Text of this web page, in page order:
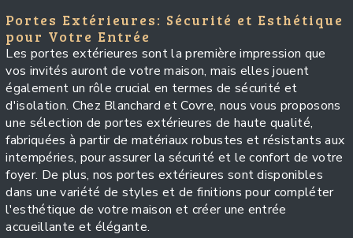
Portes Extérieures: Sécurité et Esthétique
pour Votre Entrée
Les portes extérieures sont la première impression que
vos invités auront de votre maison, mais elles jouent
également un rôle crucial en termes de sécurité et
d'isolation. Chez Blanchard et Covre, nous vous proposons
une sélection de portes extérieures de haute qualité,
fabriquées à partir de matériaux robustes et résistants aux
intempéries, pour assurer la sécurité et le confort de votre
foyer. De plus, nos portes extérieures sont disponibles
dans une variété de styles et de finitions pour compléter
l'esthétique de votre maison et créer une entrée
accueillante et élégante.